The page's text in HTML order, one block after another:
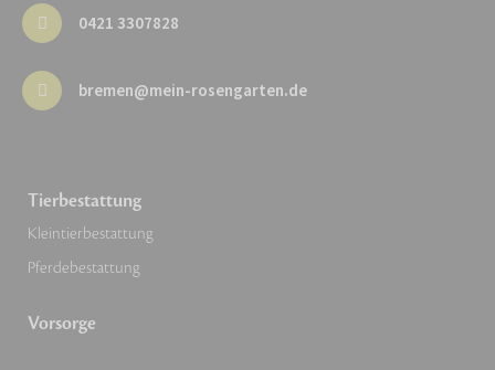
0421 3307828
bremen@mein-rosengarten.de
Tierbestattung
Kleintierbestattung
Pferdebestattung
Vorsorge